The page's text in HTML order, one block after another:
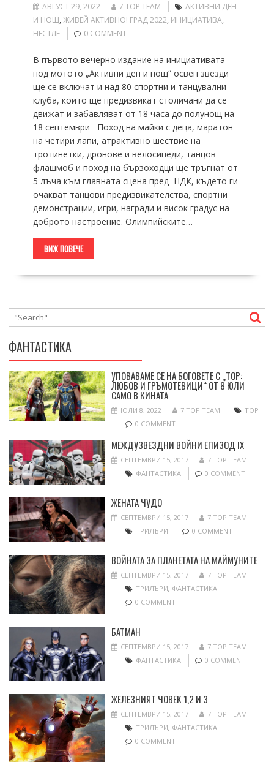
АВГУСТ 29, 2022 7 TOP TEAM
АКТИВНИ ДЕН
И НОЩ, ЖИВЕЙ АКТИВНО! ГРАД 2022, ИНИЦИАТИВА,
НЕСТЛЕ
0 COMMENT
В първото вечерно издание на инициативата
под мотото „Активни ден и нощ“ освен звезди
ще се включат и над 80 спортни и танцувални
клуба, които ще предизвикат столичани да се
движат и забавляват от 18 часа до полунощ на
18 септември Поход на майки с деца, маратон
на четири лапи, атрактивно шествие на
тротинетки, дронове и велосипеди, танцов
флашмоб и поход на бързоходци ще тръгнат от
5 лъча към главната сцена пред НДК, където ги
очакват танцови предизвикателства, спортни
демонстрации, игри, награди и висок градус на
доброто настроение. Олимпийските…
ВИЖ ПОВЕЧЕ
ФАНТАСТИКА
УПОВАВАМЕ СЕ НА БОГОВЕТЕ С „ТОР:
ЛЮБОВ И ГРЪМОТЕВИЦИ“ ОТ 8 ЮЛИ
САМО В КИНАТА
ЮЛИ 8, 2022 7 TOP TEAM
ТОР
0 COMMENT
МЕЖДУЗВЕЗДНИ ВОЙНИ ЕПИЗОД IX
СЕПТЕМВРИ 15, 2017
7 TOP TEAM
ФАНТАСТИКА
0 COMMENT
ЖЕНАТА ЧУДО
СЕПТЕМВРИ 15, 2017
7 TOP TEAM
ТРИЛЪРИ
0 COMMENT
ВОЙНАТА ЗА ПЛАНЕТАТА НА МАЙМУНИТЕ
СЕПТЕМВРИ 15, 2017
7 TOP TEAM
ТРИЛЪРИ, ФАНТАСТИКА
0 COMMENT
БАТМАН
СЕПТЕМВРИ 15, 2017
7 TOP TEAM
ФАНТАСТИКА
0 COMMENT
ЖЕЛЕЗНИЯТ ЧОВЕК 1,2 И 3
СЕПТЕМВРИ 15, 2017
7 TOP TEAM
ТРИЛЪРИ, ФАНТАСТИКА
0 COMMENT